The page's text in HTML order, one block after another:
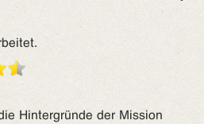
Hintergründe der Mission